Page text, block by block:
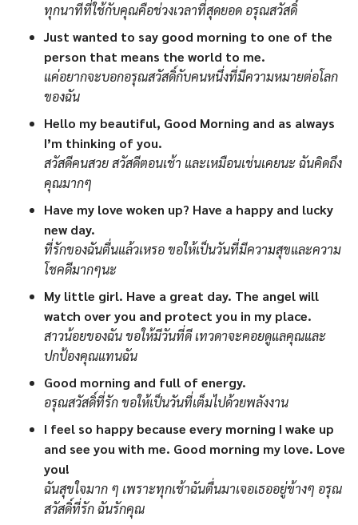
ทุกนาทีที่ใช้กับคุณคือช่วงเวลาที่สุดยอด อรุณสวัสดิ์
Just wanted to say good morning to one of the
person that means the world to me.
แค่อยากจะบอกอรุณสวัสดิ์กับคนหนึ่งที่มีความหมายต่อโลก
ของฉัน
Hello my beautiful, Good Morning and as always
I’m thinking of you.
สวัสดีคนสวย สวัสดีตอนเช้า และเหมือนเช่นเคยนะ ฉันคิดถึง
คุณมากๆ
Have my love woken up? Have a happy and lucky
new day.
ที่รักของฉันตื่นแล้วเหรอ ขอให้เป็นวันที่มีความสุขและความ
โชคดีมากๆนะ
My little girl. Have a great day. The angel will
watch over you and protect you in my place.
สาวน้อยของฉัน ขอให้มีวันที่ดี เทวดาจะคอยดูแลคุณและ
ปกป้องคุณแทนฉัน
Good morning and full of energy.
อรุณสวัสดิ์ที่รัก ขอให้เป็นวันที่เต็มไปด้วยพลังงาน
I feel so happy because every morning I wake up
and see you with me. Good morning my love. Love
you!
ฉันสุขใจมาก ๆ เพราะทุกเช้าฉันตื่นมาเจอเธออยู่ข้างๆ อรุณ
สวัสดิ์ที่รัก ฉันรักคุณ